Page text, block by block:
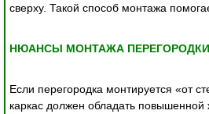
сверху. Такой способ монтажа
НЮАНСЫ МОНТАЖА
Если перегородка монтируется «от
каркас должен обладать